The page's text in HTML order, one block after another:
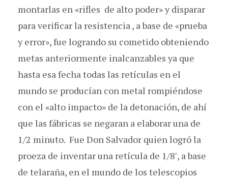
montarlas en «rifles de alto poder» y disparar
para verificar la resistencia , a base de «prueba
y error», fue logrando su cometido obteniendo
metas anteriormente inalcanzables ya que
hasta esa fecha todas las retículas en el
mundo se producían con metal rompiéndose
con el «alto impacto» de la detonación, de ahí
que las fábricas se negaran a elaborar una de
1/2 minuto. Fue Don Salvador quien logró la
proeza de inventar una retícula de 1/8′, a base
de telaraña, en el mundo de los telescopios